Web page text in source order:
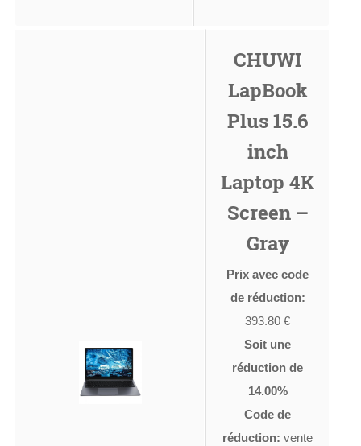
CHUWI
LapBook
Plus 15.6
inch
Laptop 4K
Screen –
Gray
Prix avec code
de réduction:
393.80 €
Soit une
réduction de
14.00%
Code de
réduction: vente